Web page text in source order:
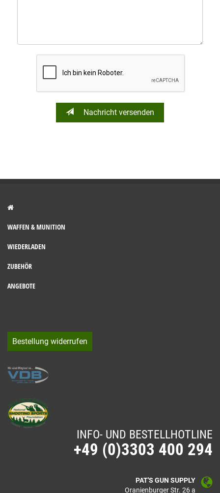
Nachricht versenden
WAFFEN & MUNITION
WIEDERLADEN
ZUBEHÖR
ANGEBOTE
Bestellung widerrufen
INFO- UND BESTELLHOTLINE
+49 (0)3303 400 294
PAT'S GUN SUPPLY
Oranienburger Str. 26 a